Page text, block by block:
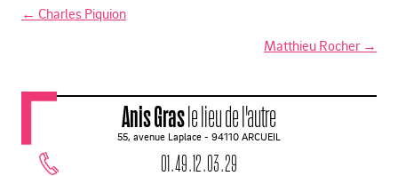
v
g
← Charles Piquion
Matthieu Rocher →
Anis Grasle lieu de l'autre
55, avenue Laplace - 94110 ARCUEIL
01 . 49 . 12 . 03 . 29